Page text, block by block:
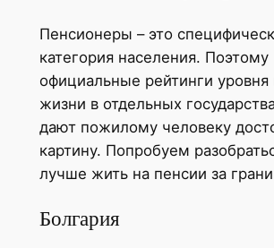
Пенсионеры – это
категория населения. Поэтому
официальные рейтинги уровня
жизни в отдельных
дают пожилому человеку
картину. Попробуем
лучше жить на пенсии за
Болгария